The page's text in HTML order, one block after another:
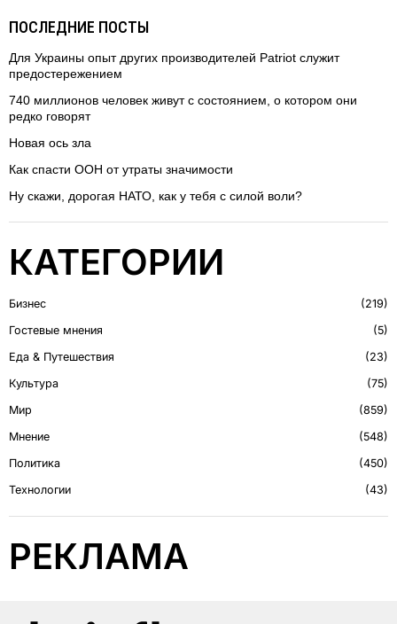
ПОСЛЕДНИЕ ПОСТЫ
Для Украины опыт других производителей Patriot служит
предостережением
740 миллионов человек живут с состоянием, о котором они
редко говорят
Новая ось зла
Как спасти ООН от утраты значимости
Ну скажи, дорогая НАТО, как у тебя с силой воли?
КАТЕГОРИИ
Бизнес
219
Гостевые мнения
5
Еда & Путешествия
23
Культура
75
Мир
859
Мнение
548
Политика
450
Технологии
43
РЕКЛАМА